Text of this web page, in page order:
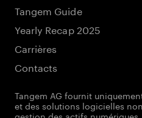
Tangem Guide
Yearly Recap 2025
Carrières
Contacts
Tangem AG fournit
et des solutions logicielles